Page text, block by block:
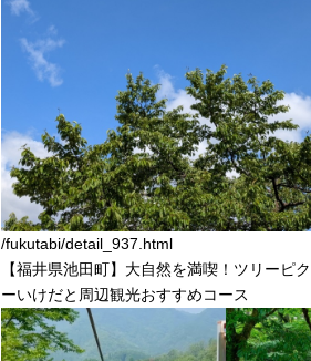
/fukutabi/detail_937.html
【福井県池田町】大自然を満喫！ツリーピ
ーいけだと周辺観光おすすめコース